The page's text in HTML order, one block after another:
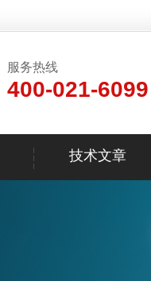
服务热线
400-021-6099
技术文章